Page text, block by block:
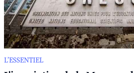
L’ESSENTIEL